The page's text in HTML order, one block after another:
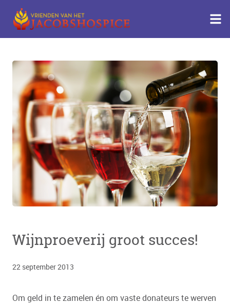
Wijnproeverij groot succes!
22 september 2013
Om geld in te zamelen én om vaste donateurs te werven